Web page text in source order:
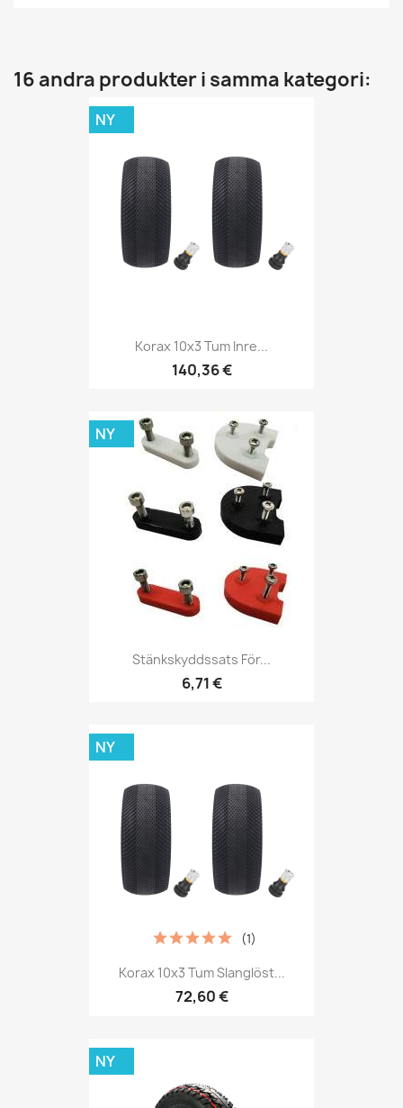
16 andra produkter i samma kategori:
Korax 10x3 Tum Inre...
140,36 €
NY
Stänkskyddssats För...
6,71 €
NY
Korax 10x3 Tum Slanglöst...
72,60 €
(1)
NY
NY